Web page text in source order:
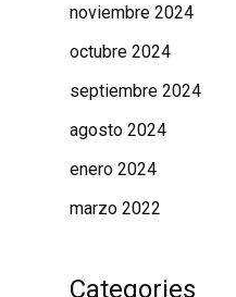
noviembre 2024
octubre 2024
septiembre 2024
agosto 2024
enero 2024
marzo 2022
Categories